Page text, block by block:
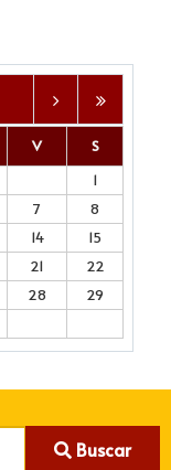
V
S
1
7
8
14
15
21
22
28
29
Buscar